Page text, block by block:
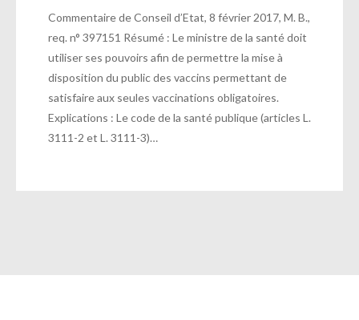
Commentaire de Conseil d’Etat, 8 février 2017, M. B.,
req. n° 397151 Résumé : Le ministre de la santé doit
utiliser ses pouvoirs afin de permettre la mise à
disposition du public des vaccins permettant de
satisfaire aux seules vaccinations obligatoires.
Explications : Le code de la santé publique (articles L.
3111-2 et L. 3111-3)…